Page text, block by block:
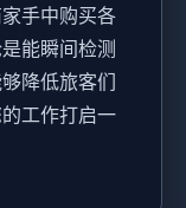
手中购买各
能瞬间检测
降低旅客们
工作打启一